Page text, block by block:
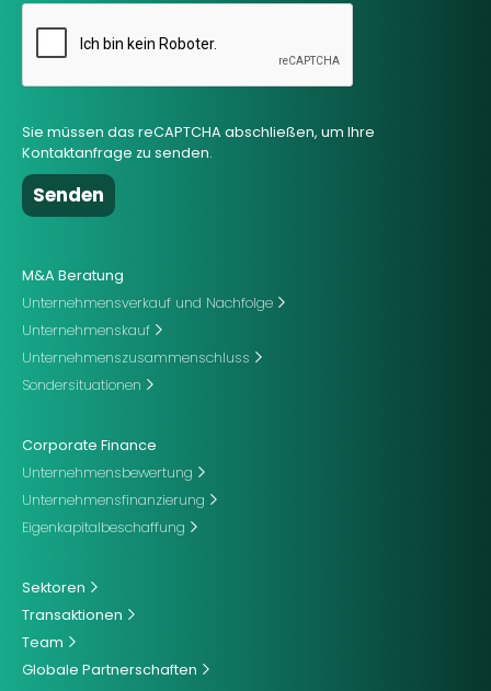
Sie müssen das reCAPTCHA abschließen, um Ihre
Kontaktanfrage zu senden.
M&A Beratung
Unternehmensverkauf und Nachfolge
Unternehmenskauf
Unternehmenszusammenschluss
Sondersituationen
Corporate Finance
Unternehmensbewertung
Unternehmensfinanzierung
Eigenkapitalbeschaffung
Sektoren
Transaktionen
Team
Globale Partnerschaften